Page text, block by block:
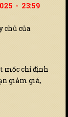
- 23:59
chủ của
mốc chỉ định
giảm giá,